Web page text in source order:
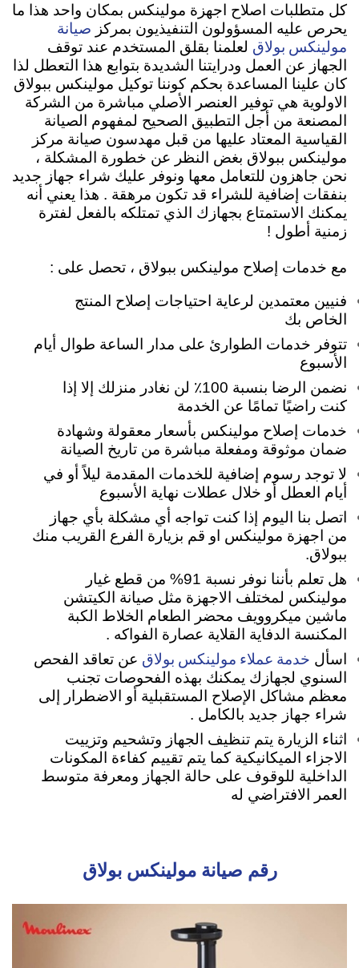
كل متطلبات اصلاح اجهزة مولينكس بمكان واحد هذا ما
يحرص عليه المسؤولون التنفيذيون بمركز صيانة
مولينكس بولاق لعلمنا بقلق المستخدم عند توقف
الجهاز عن العمل ودرايتنا الشديدة بتوابع هذا التعطل لذا
كان علينا المساعدة بحكم كوننا توكيل مولينكس ببولاق
الاولوية هي توفير العنصر الأصلي مباشرة من الشركة
المصنعة من أجل التطبيق الصحيح لمفهوم الصيانة
القياسية المعتاد عليها من قبل مهدسون صيانة مركز
مولينكس ببولاق بغض النظر عن خطورة المشكلة ،
نحن جاهزون للتعامل معها ونوفر عليك شراء جهاز جديد
بنفقات إضافية للشراء قد تكون مرهقة . هذا يعني أنه
يمكنك الاستمتاع بجهازك الذي تمتلكه بالفعل لفترة
زمنية أطول !
مع خدمات إصلاح مولينكس ببولاق ، تحصل على :
فنيين معتمدين لرعاية احتياجات إصلاح المنتج
الخاص بك
تتوفر خدمات الطوارئ على مدار الساعة طوال أيام
الأسبوع
نضمن الرضا بنسبة 100٪ لن نغادر منزلك إلا إذا
كنت راضيًا تمامًا عن الخدمة
خدمات إصلاح مولينكس بأسعار معقولة وشهادة
ضمان موثوقة ومفعلة مباشرة من تاريخ الصيانة
لا توجد رسوم إضافية للخدمات المقدمة ليلاً أو في
أيام العطل أو خلال عطلات نهاية الأسبوع
اتصل بنا اليوم إذا كنت تواجه أي مشكلة بأي جهاز
من اجهزة مولينكس او قم بزيارة الفرع القريب منك
ببولاق.
هل تعلم بأننا نوفر نسبة 91% من قطع غيار
مولينكس لمختلف الاجهزة مثل صيانة الكيتشن
ماشين ميكروويف محضر الطعام الخلاط الكبة
المكنسة الدفاية القلاية عصارة الفواكه .
اسأل خدمة عملاء مولينكس بولاق عن تعاقد الفحص
السنوي لجهازك يمكنك بهذه الفحوصات تجنب
معظم مشاكل الإصلاح المستقبلية أو الاضطرار إلى
شراء جهاز جديد بالكامل .
اثناء الزيارة يتم تنظيف الجهاز وتشحيم وتزييت
الاجزاء الميكانيكية كما يتم تقييم كفاءة المكونات
الداخلية للوقوف على حالة الجهاز ومعرفة متوسط
العمر الافتراضي له
رقم صيانة مولينكس بولاق